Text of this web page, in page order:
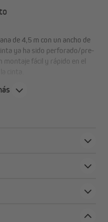
de 4,5 m con un ancho de
ya ha sido perforado/pre-
fácil y rápido en el